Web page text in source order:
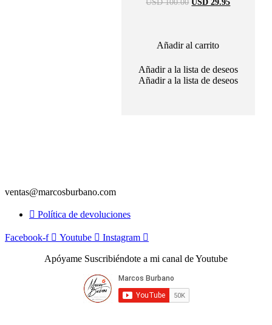
USD 100.00
USD
100.00.
USD 29.95
Añadir al carrito
Añadir a la lista de deseos
Añadir a la lista de deseos
ventas@marcosburbano.com
Política de devoluciones
Facebook-f Youtube Instagram
Apóyame Suscribiéndote a mi canal de Youtube